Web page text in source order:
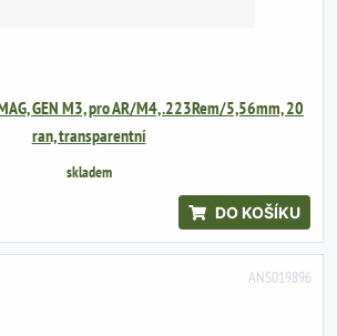
GEN M3, pro AR/M4, .223Rem/5,56mm, 20
ran, transparentní
skladem
DO KOŠÍKU
ANS019896